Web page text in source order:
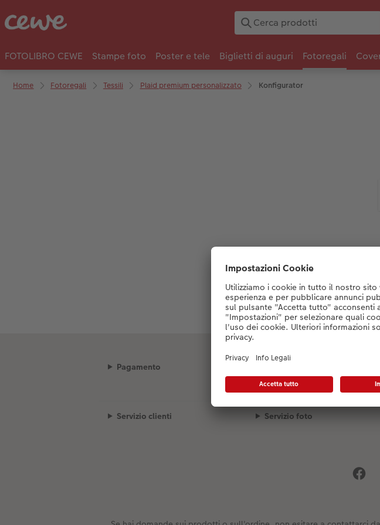
FOTOLIBRO CEWE Stampe foto Poster e tele Biglietti di auguri Fotoregali
Home Fotoregali Tessili Plaid premium personalizzato Konfigurator
Pagamento
Servizio clienti Servizio foto